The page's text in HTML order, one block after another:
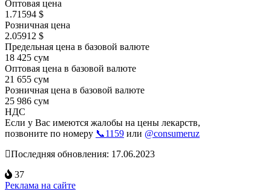
Оптовая цена
1.71594 $
Розничная цена
2.05912 $
Предельная цена в базовой валюте
18 425 сум
Оптовая цена в базовой валюте
21 655 сум
Розничная цена в базовой валюте
25 986 сум
НДС
Если у Вас имеются жалобы на цены лекарств,
позвоните по номеру 📞1159 или @consumeruz
Последняя обновления: 17.06.2023
37
Реклама на сайте